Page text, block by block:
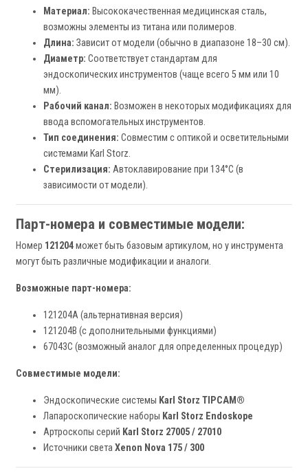
Материал: Высококачественная медицинская сталь,
возможны элементы из титана или полимеров.
Длина: Зависит от модели (обычно в диапазоне 18–30 см).
Диаметр: Соответствует стандартам для
эндоскопических инструментов (чаще всего 5 мм или 10
мм).
Рабочий канал: Возможен в некоторых модификациях для
ввода вспомогательных инструментов.
Тип соединения: Совместим с оптикой и осветительными
системами Karl Storz.
Стерилизация: Автоклавирование при 134°C (в
зависимости от модели).
Парт-номера и совместимые модели:
Номер 121204может быть базовым артикулом, но у инструмента
могут быть различные модификации и аналоги.
Возможные парт-номера:
121204A (альтернативная версия)
121204B (с дополнительными функциями)
67043C (возможный аналог для определенных процедур)
Совместимые модели:
Эндоскопические системы Karl Storz TIPCAM®
Лапароскопические наборы Karl Storz Endoskope
Артроскопы серий Karl Storz 27005 / 27010
Источники светаXenon Nova 175 / 300